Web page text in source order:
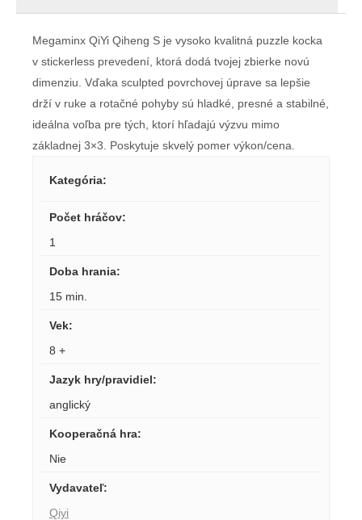
Megaminx QiYi Qiheng S je vysoko kvalitná puzzle kocka
v stickerless prevedení, ktorá dodá tvojej zbierke novú
dimenziu. Vďaka sculpted povrchovej úprave sa lepšie
drží v ruke a rotačné pohyby sú hladké, presné a stabilné,
ideálna voľba pre tých, ktorí hľadajú výzvu mimo
základnej 3×3. Poskytuje skvelý pomer výkon/cena.
Kategória:
Počet hráčov:
1
Doba hrania:
15 min.
Vek:
8 +
Jazyk hry/pravidiel:
anglický
Kooperačná hra:
Nie
Vydavateľ:
Qiyi